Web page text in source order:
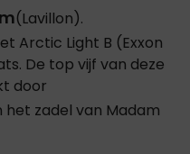
(Lavillon).
Arctic Light B (Exxon
De top vijf van deze
door
het zadel van Madam